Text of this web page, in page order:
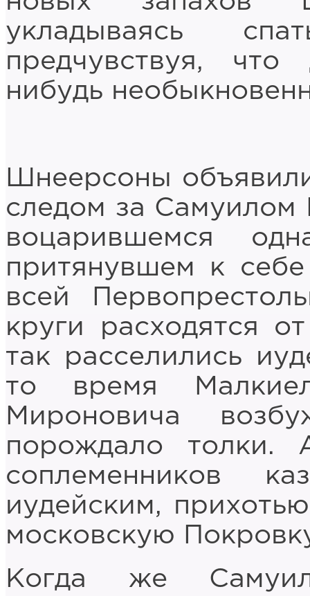
укладываясь
предчувствуя,
нибудь
Шнеерсоны
следом за
воцарившемся
притянувшем к
всей
круги расходятся
так расселились
то время
Мироновича
порождало
соплеменников
иудейским,
московскую
Когда же